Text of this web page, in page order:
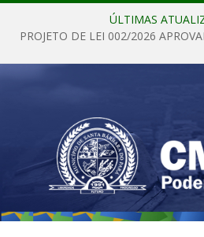
ÚLTIMAS